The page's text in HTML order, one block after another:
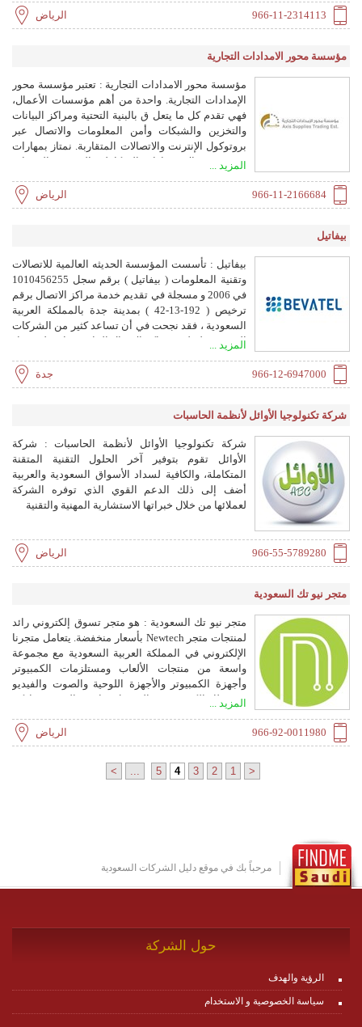
966-11-2314113 الرياض
مؤسسة محور الامدادات التجارية
مؤسسة محور الامدادات التجارية : تعتبر مؤسسة محور
الإمدادات التجارية. واحدة من أهم مؤسسات الأعمال،
فهي تقدم كل ما يتعل ق بالبنية التحتية ومراكز البيانات
والتخزين والشبكات وأمن المعلومات والاتصال عبر
بروتوكول الإنترنت والاتصالات المتقاربة. نمتاز بمهارات
متقدمة في الاستشارات المتكاملة والتدريب والخدمات
خلال مزجها مع احتياجات وثقافة وتفرد العملاء من جميع
القطاعا ت . تقدم مؤسسة محور الإمدادات التجارية.
سوق تكنولوجيا المعلومات وتستند إلى نتائج قابلة
للقياس . نفتخر بحقيقة أننا نقدم لعملائنا نهج ا احترافي ا
وموثوق ا به ولا مثي ل له في مستوى الخدمة والدعم
الفني. نسعى جاهدين أن نكسب ثقة عملائنا من خلال
توفير خدمات تحقق أعلى معايير الجود ة .
المزيد ...
966-11-2166684 الرياض
بيفاتيل
بيفاتيل : تأسست المؤسسة الحديثه العالمية للاتصالات
وتقنية المعلومات ( بيفاتيل ) برقم سجل 1010456255
في 2006 و مسجلة في تقديم خدمة مراكز الاتصال برقم
ترخيص ( 192-13-42 ) بمدينة جدة بالمملكة العربية
السعودية ، فقد نجحت في أن تساعد كثير من الشركات
السعودية لتطوير مراكز الاتصال الخاصة بها. وعلى مدار
في عالم الاتصالات الحديثة وذلك بما تقدمه من خدمات
وحلول احترافية لمراكز الاتصال وأنظمة وإدارة خدمة
أنظمة الكول سنتر وخدمة العملاء وغيرها من الخدمات
الاتصال ليس فقط بالسعودية ولكن في الشرق الأوسط
بشكل عام.
المزيد ...
966-12-6947000 جدة
شركة تكنولوجيا الأوائل لأنظمة الحاسبات
شركة تكنولوجيا الأوائل لأنظمة الحاسبات : شركة
الأوائل تقوم بتوفير آخر الحلول التقنية المتقنة
المتكاملة، والكافية لسداد الأسواق السعودية والعربية
أضف إلى ذلك الدعم القوي الذي توفره الشركة
لعملائها من خلال خبراتها الاستشارية المهنية والتقنية
966-55-5789280 الرياض
متجر نيو تك السعودية
متجر نيو تك السعودية : هو متجر تسوق إلكتروني رائد
لمنتجات متجر Newtech بأسعار منخفضة. يتعامل متجرنا
الإلكتروني في المملكة العربية السعودية مع مجموعة
واسعة من منتجات الألعاب ومستلزمات الكمبيوتر
وأجهزة الكمبيوتر والأجهزة اللوحية والصوت والفيديو
وغير ذلك الكثير. نقوم بالتوصيل مباشرة إلى عتبة داركم
المزيد ...
966-92-0011980 الرياض
<
1
2
3
4
5
>
مرحباً بك في موقع دليل الشركات السعودية
حول الشركة
الرؤية والهدف
سياسة الخصوصية و الاستخدام